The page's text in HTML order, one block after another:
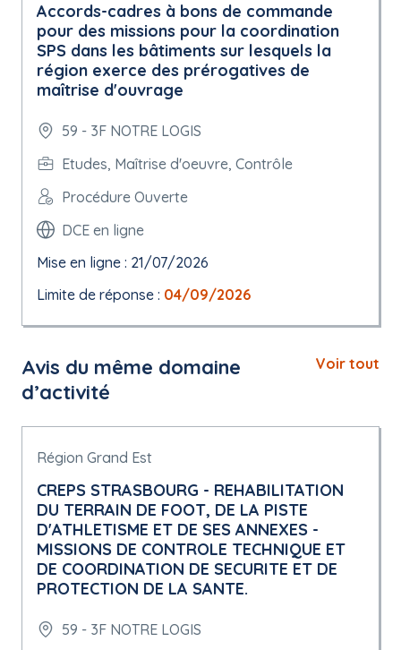
Accords-cadres à bons de commande
pour des missions pour la coordination
SPS dans les bâtiments sur lesquels la
région exerce des prérogatives de
maîtrise d'ouvrage
59 - 3F NOTRE LOGIS
Etudes, Maîtrise d'oeuvre, Contrôle
Procédure Ouverte
DCE en ligne
Mise en ligne : 21/07/2026
Limite de réponse : 04/09/2026
Avis du même domaine
d’activité
Voir tout
Région Grand Est
CREPS STRASBOURG - REHABILITATION
DU TERRAIN DE FOOT, DE LA PISTE
D'ATHLETISME ET DE SES ANNEXES -
MISSIONS DE CONTROLE TECHNIQUE ET
DE COORDINATION DE SECURITE ET DE
PROTECTION DE LA SANTE.
59 - 3F NOTRE LOGIS